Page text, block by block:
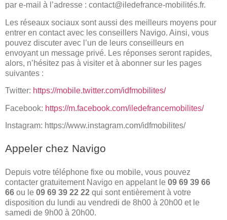
par e-mail à l’adresse : contact@iledefrance-mobilités.fr.
Les réseaux sociaux sont aussi des meilleurs moyens pour
entrer en contact avec les conseillers Navigo. Ainsi, vous
pouvez discuter avec l’un de leurs conseilleurs en
envoyant un message privé. Les réponses seront rapides,
alors, n’hésitez pas à visiter et à abonner sur les pages
suivantes :
Twitter: https://mobile.twitter.com/idfmobilites/
Facebook: https://m.facebook.com/iledefrancemobilites/
Instagram: https://www.instagram.com/idfmobilites/
Appeler chez Navigo
Depuis votre téléphone fixe ou mobile, vous pouvez
contacter gratuitement Navigo en appelant le 09 69 39 66
66 ou le 09 69 39 22 22 qui sont entièrement à votre
disposition du lundi au vendredi de 8h00 à 20h00 et le
samedi de 9h00 à 20h00.